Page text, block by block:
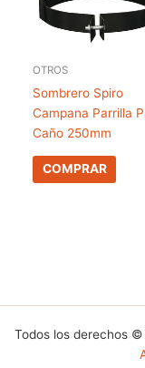
OTROS
Sombrero Spiro
Campana Parrilla
Caño 250mm
COMPRAR
Todos los derechos